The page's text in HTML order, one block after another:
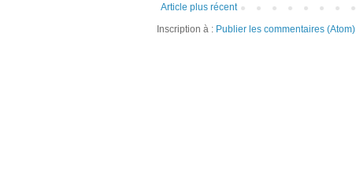
Article plus récent
Inscription à : Publier les commentaires (Atom)